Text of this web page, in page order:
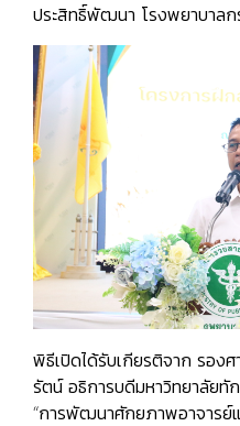
ประสิทธิ์พัฒนา โรงพยาบาลก
พิธีเปิดได้รับเกียรติจาก รอ
รัตน์ อธิการบดีมหาวิทยาลัยทั
“การพัฒนาศักยภาพอาจารย์